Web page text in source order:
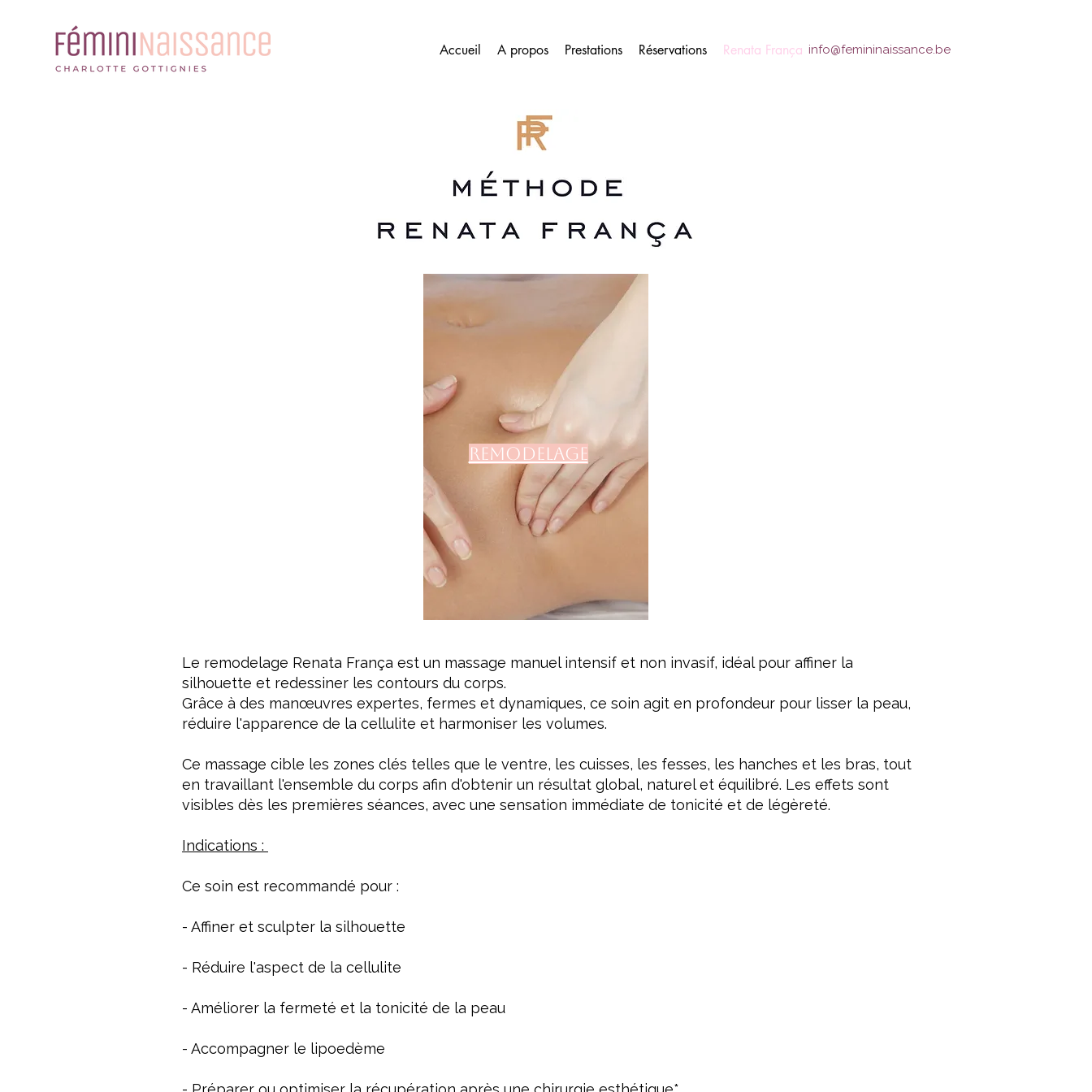
Accueil A propos Prestations Réservations Renata França info@femininaissance.be
Remodelage
Le remodelage Renata França est un massage manuel intensif et non invasif, idéal pour affiner la
silhouette et redessiner les contours du corps.
Grâce à des manœuvres expertes, fermes et dynamiques, ce soin agit en profondeur pour lisser la peau,
réduire l'apparence de la cellulite et harmoniser les volumes.
Ce massage cible les zones clés telles que le ventre, les cuisses, les fesses, les hanches et les bras, tout
en travaillant l'ensemble du corps afin d'obtenir un résultat global, naturel et équilibré. Les effets sont
visibles dès les premières séances, avec une sensation immédiate de tonicité et de légèreté.
Indications :
Ce soin est recommandé pour :
- Affiner et sculpter la silhouette
- Réduire l'aspect de la cellulite
- Améliorer la fermeté et la tonicité de la peau
- Accompagner le lipoedème